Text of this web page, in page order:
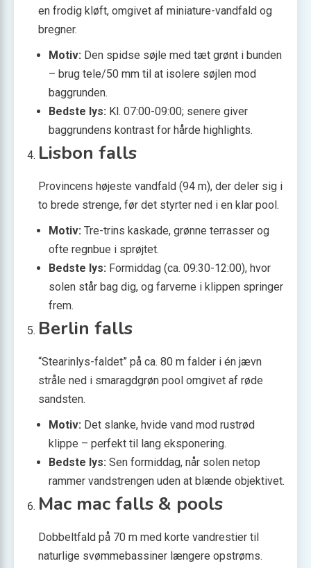
en frodig kløft, omgivet af miniature-vandfald og
bregner.
Motiv: Den spidse søjle med tæt grønt i bunden
– brug tele/50 mm til at isolere søjlen mod
baggrunden.
Bedste lys: Kl. 07:00-09:00; senere giver
baggrundens kontrast for hårde highlights.
Lisbon falls
Provin­cens højeste vandfald (94 m), der deler sig i
to brede strenge, før det styrter ned i en klar pool.
Motiv: Tre-trins kaskade, grønne terrasser og
ofte regnbue i sprøjtet.
Bedste lys: Formiddag (ca. 09:30-12:00), hvor
solen står bag dig, og farverne i klippen springer
frem.
Berlin falls
“Stearinlys-faldet” på ca. 80 m falder i én jævn
stråle ned i smaragdgrøn pool omgivet af røde
sandsten.
Motiv: Det slanke, hvide vand mod rustrød
klippe – perfekt til lang eksponering.
Bedste lys: Sen formiddag, når solen netop
rammer vandstrengen uden at blænde objektivet.
Mac mac falls & pools
Dobbeltfald på 70 m med korte vandrestier til
naturlige svømmebassiner længere opstrøms.